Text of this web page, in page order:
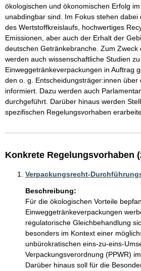
ökologischen und ökonomischen Erfolg
unabdingbar sind. Im Fokus stehen dabei
des Wertstoffkreislaufs, hochwertiges
Emissionen, aber auch der Erhalt der
deutschen Getränkebranche. Zum
werden auch wissenschaftliche Studien
Einweggetränkeverpackungen in Auftrag
den o. g. Entscheidungsträger:innen über
informiert. Dazu werden auch
durchgeführt. Darüber hinaus werden
spezifischen Regelungsvorhaben
Konkrete Regelungsvorhaben
Verpackungsrecht-
Beschreibung:
Für die ökologischen Vorteile
Einweggetränkeverpackungen
regulatorische Gleichbehandlung
besonders im Kontext einer
unbürokratischen eins-zu-eins-
Verpackungsverordnung (PPWR)
Darüber hinaus soll für die